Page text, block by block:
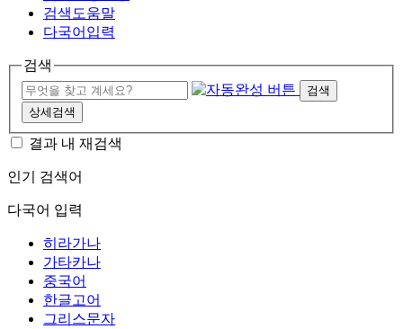
검색도움말
다국어입력
검색
검색
상세검색
결과 내 재검색
인기 검색어
다국어 입력
히라가나
가타카나
중국어
한글고어
그리스문자